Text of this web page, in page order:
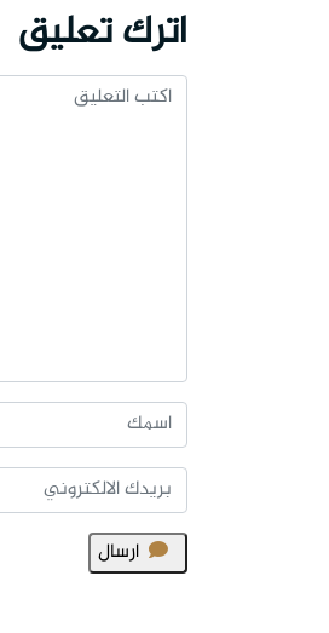
اترك تعليق
ارسال